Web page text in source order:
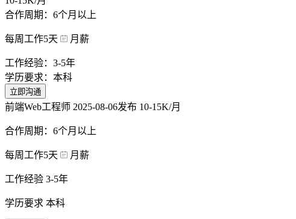
合作周期：6个月以上
每周工作5天 月薪
工作经验：3-5年
学历要求：本科
立即沟通
前端Web工程师 2025-08-06发布 10-15K/月
合作周期：6个月以上
每周工作5天 月薪
工作经验 3-5年
学历要求 本科